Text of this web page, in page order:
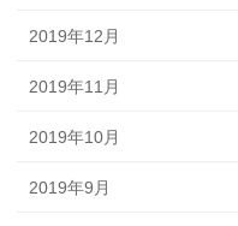
2019年12月
2019年11月
2019年10月
2019年9月